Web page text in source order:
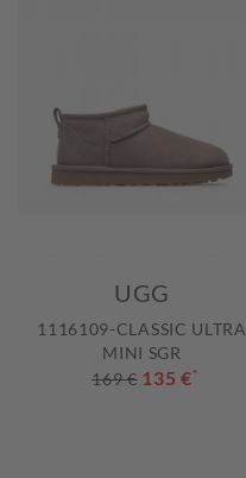
UGG
1116109-CLASSIC ULTRA
MINI SGR
169 € 135 €*